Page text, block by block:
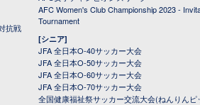
抗戦
AFC Women's Club Championship 2023 -
Tournament
[シニア]
JFA 全日本O-40サッカー大会
JFA 全日本O-50サッカー大会
JFA 全日本O-60サッカー大会
JFA 全日本O-70サッカー大会
全国健康福祉祭サッカー交流大会(ねんりんピ